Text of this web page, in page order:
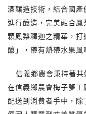
酒釀造技術，結合國產
進行釀造，完美融合
顆鳳梨釋迦之精華，
釀」，帶有熱帶水果風
信義鄉農會秉持著共
在信義鄉農會梅子夢
配送到消費者手中，